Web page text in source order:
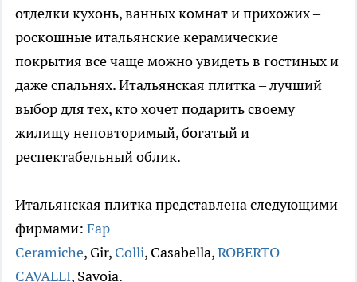
отделки кухонь, ванных комнат и прихожих –
роскошные итальянские керамические
покрытия все чаще можно увидеть в гостиных и
даже спальнях. Итальянская плитка – лучший
выбор для тех, кто хочет подарить своему
жилищу неповторимый, богатый и
респектабельный облик.
Итальянская плитка представлена следующими
фирмами: Fap
Ceramiche, Gir, Colli, Casabella,ROBERTO
CAVALLI, Savoia.